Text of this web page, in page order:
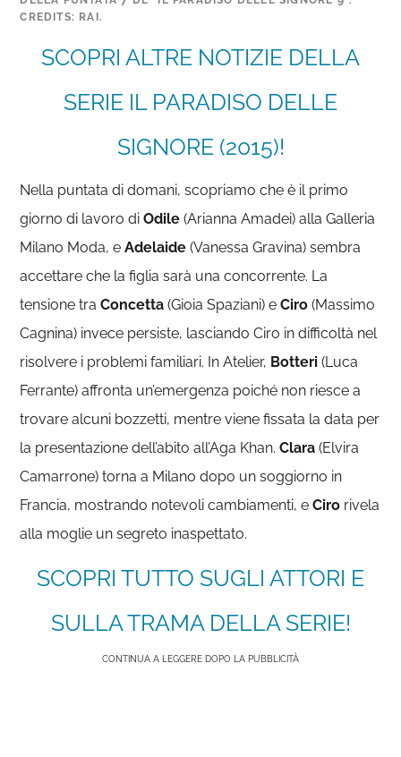
CREDITS: RAI.
SCOPRI ALTRE NOTIZIE DELLA
SERIE IL PARADISO DELLE
SIGNORE (2015)!
Nella puntata di domani, scopriamo che è il primo
giorno di lavoro diOdile (Arianna Amadei) alla Galleria
Milano Moda, eAdelaide (Vanessa Gravina) sembra
accettare che la figlia sarà una concorrente. La
tensione traConcetta (Gioia Spaziani) eCiro (Massimo
Cagnina) invece persiste, lasciando Ciro in difficoltà nel
risolvere i problemi familiari. In Atelier, Botteri (Luca
Ferrante) affronta un’emergenza poiché non riesce a
trovare alcuni bozzetti, mentre viene fissata la data per
la presentazione dell’abito all’Aga Khan.Clara (Elvira
Camarrone) torna a Milano dopo un soggiorno in
Francia, mostrando notevoli cambiamenti, eCiro rivela
alla moglie un segreto inaspettato.
SCOPRI TUTTO SUGLI ATTORI E
SULLA TRAMA DELLA SERIE!
CONTINUA A LEGGERE DOPO LA PUBBLICITÀ